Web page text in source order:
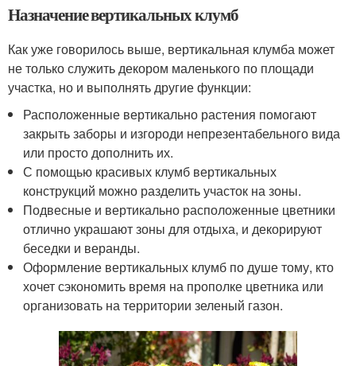
Назначение вертикальных клумб
Как уже говорилось выше, вертикальная клумба может
не только служить декором маленького по площади
участка, но и выполнять другие функции:
Расположенные вертикально растения помогают
закрыть заборы и изгороди непрезентабельного вида
или просто дополнить их.
С помощью красивых клумб вертикальных
конструкций можно разделить участок на зоны.
Подвесные и вертикально расположенные цветники
отлично украшают зоны для отдыха, и декорируют
беседки и веранды.
Оформление вертикальных клумб по душе тому, кто
хочет сэкономить время на прополке цветника или
организовать на территории зеленый газон.